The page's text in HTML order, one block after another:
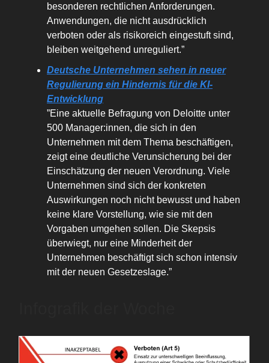
besonderen rechtlichen Anforderungen.
Anwendungen, die nicht ausdrücklich
verboten oder als risikoreich eingestuft sind,
bleiben weitgehend unreguliert.”
Deutsche Unternehmen sehen in neuer
Regulierung ein Hindernis für die KI-
Entwicklung
”Eine aktuelle Befragung von Deloitte unter
500 Manager:innen, die sich in den
Unternehmen mit dem Thema beschäftigen,
zeigt eine deutliche Verunsicherung bei der
Einschätzung der neuen Verordnung. Viele
Unternehmen sind sich der konkreten
Auswirkungen noch nicht bewusst und haben
keine klare Vorstellung, wie sie mit den
Vorgaben umgehen sollen. Die Skepsis
überwiegt, nur eine Minderheit der
Unternehmen beschäftigt sich schon intensiv
mit der neuen Gesetzeslage.”